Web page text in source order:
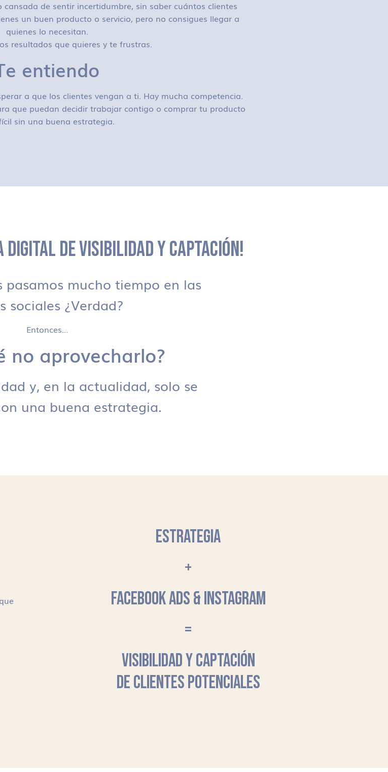
de sentir incertidumbre, sin saber cuántos clientes
un buen producto o servicio, pero no consigues llegar a
quienes lo necesitan.
resultados que quieres y te frustras.
entiendo
a que los clientes vengan a ti. Hay mucha competencia.
que puedan decidir trabajar contigo o comprar tu producto
sin una buena estrategia.
DIGITAL DE VISIBILIDAD Y CAPTACIÓN!
pasamos mucho tiempo en las
sociales ¿Verdad?
Entonces…
no aprovecharlo?
y, en la actualidad, solo se
una buena estrategia.
ESTRATEGIA
+
FACEBOOK ADS & INSTAGRAM
=
VISIBILIDAD Y CAPTACIÓN
DE CLIENTES POTENCIALES